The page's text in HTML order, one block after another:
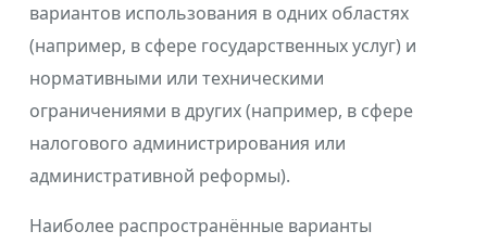
вариантов использования в одних областях
(например, в сфере государственных услуг) и
нормативными или техническими
ограничениями в других (например, в сфере
налогового администрирования или
административной реформы).
Наиболее распространённые варианты